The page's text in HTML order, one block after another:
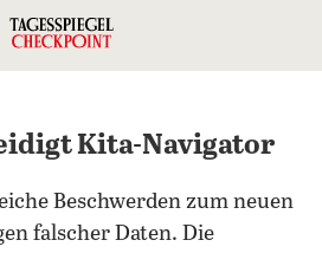
Kita-Navigator
Beschwerden zum neuen
falscher Daten. Die